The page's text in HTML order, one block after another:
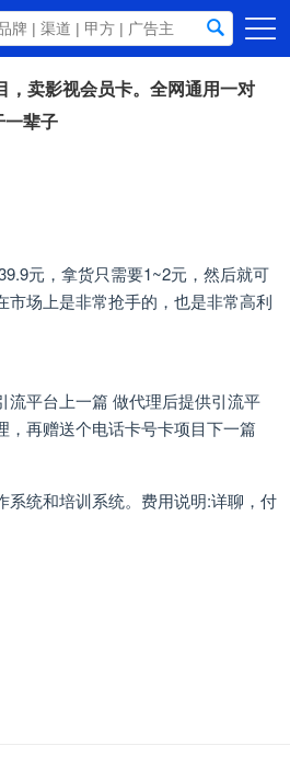
，卖影视会员卡。全网通用一对
一辈子
元，拿货只需要1~2元，然后就可
市场上是非常抢手的，也是非常高利
流平台上一篇 做代理后提供引流平
，再赠送个电话卡号卡项目下一篇
系统和培训系统。费用说明:详聊，付